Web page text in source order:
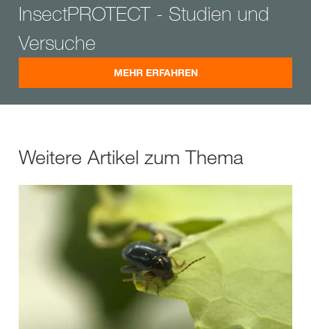
InsectPROTECT - Studien und
Versuche
MEHR ERFAHREN
Weitere Artikel zum Thema